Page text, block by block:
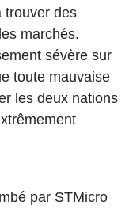
trouver des
marchés.
sévère sur
toute mauvaise
les deux nations
par STMicro